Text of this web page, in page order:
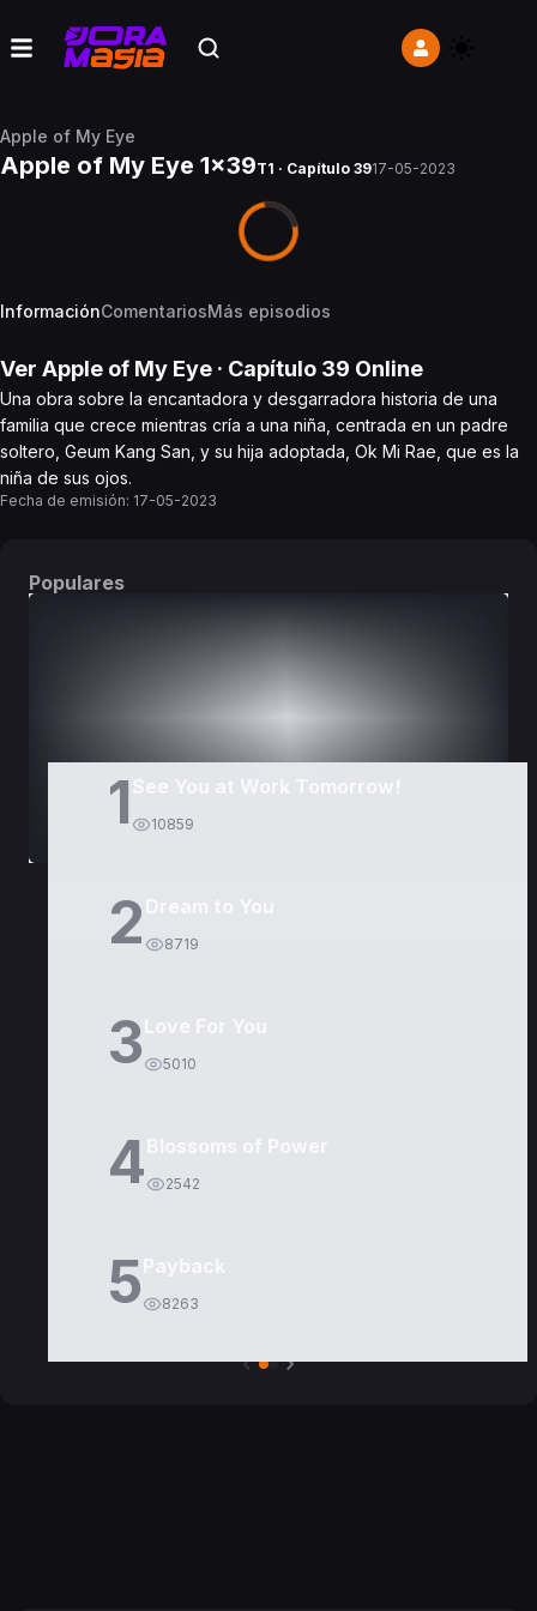
Apple of My Eye
Apple of My Eye 1x39T1 · Capítulo 3917-05-2023
InformaciónComentariosMás episodios
Ver Apple of My Eye · Capítulo 39 Online
Una obra sobre la encantadora y desgarradora historia de una
familia que crece mientras cría a una niña, centrada en un padre
soltero, Geum Kang San, y su hija adoptada, Ok Mi Rae, que es la
niña de sus ojos.
Fecha de emisión: 17-05-2023
Populares
1 10859
2 8719
3 5010
4 2542
5 8263